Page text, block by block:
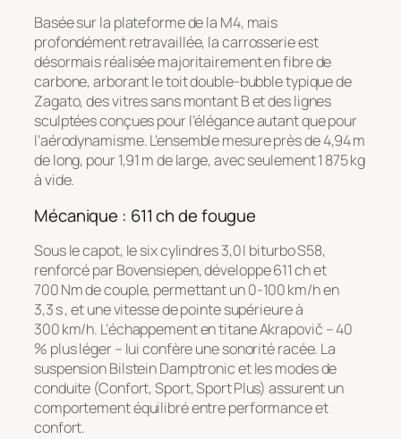
Basée sur la plateforme de la M4, mais
profondément retravaillée, la carrosserie est
désormais réalisée majoritairement en fibre de
carbone, arborant le toit double-bubble typique de
Zagato, des vitres sans montant B et des lignes
sculptées conçues pour l’élégance autant que pour
l’aérodynamisme. L’ensemble mesure près de 4,94 m
de long, pour 1,91 m de large, avec seulement 1 875 kg
à vide.
Mécanique : 611 ch de fougue
Sous le capot, le six cylindres 3,0 l biturbo S58,
renforcé par Bovensiepen, développe 611 ch et
700 Nm de couple, permettant un 0‑100 km/h en
3,3 s , et une vitesse de pointe supérieure à
300 km/h. L’échappement en titane Akrapovič – 40
% plus léger – lui confère une sonorité racée. La
suspension Bilstein Damptronic et les modes de
conduite (Confort, Sport, Sport Plus) assurent un
comportement équilibré entre performance et
confort.